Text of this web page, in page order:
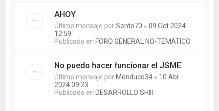
AHOY
Último mensaje porSento70 «09 Oct 2024
12:59
Publicado en FORO GENERAL NO-TEMATICO
No puedo hacer funcionar el JSME
Último mensaje por Menduco34 « 10 Abr
2024 09:23
Publicado en DESARROLLO SHIII